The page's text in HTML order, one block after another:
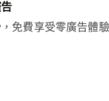
免費享受零廣告體驗